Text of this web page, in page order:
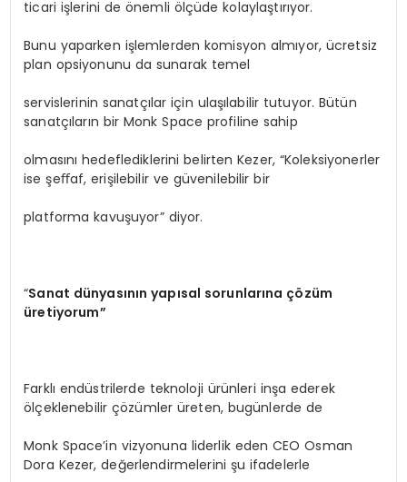
ticari işlerini de önemli ölçüde kolaylaştırıyor.
Bunu yaparken işlemlerden komisyon almıyor, ücretsiz
plan opsiyonunu da sunarak temel
servislerinin sanatçılar için ulaşılabilir tutuyor. Bütün
sanatçıların bir Monk Space profiline sahip
olmasını hedeflediklerini belirten Kezer, “Koleksiyonerler
ise şeﬀaf, erişilebilir ve güvenilebilir bir
platforma kavuşuyor” diyor.
“Sanat dünyasının yapısal sorunlarına çözüm
üretiyorum”
Farklı endüstrilerde teknoloji ürünleri inşa ederek
ölçeklenebilir çözümler üreten, bugünlerde de
Monk Space’in vizyonuna liderlik eden CEO Osman
Dora Kezer, değerlendirmelerini şu ifadelerle